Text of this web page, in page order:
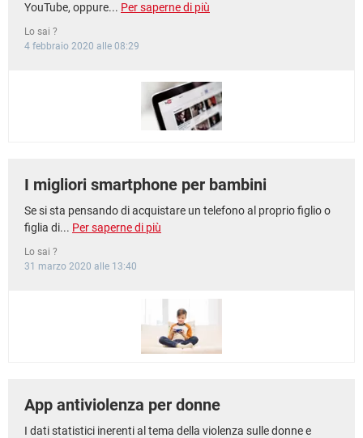
YouTube, oppure... Per saperne di più
Lo sai ?
4 febbraio 2020 alle 08:29
I migliori smartphone per bambini
Se si sta pensando di acquistare un telefono al proprio figlio o
figlia di... Per saperne di più
Lo sai ?
31 marzo 2020 alle 13:40
App antiviolenza per donne
I dati statistici inerenti al tema della violenza sulle donne e